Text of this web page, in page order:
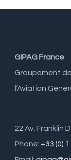
GIPAG France
Groupement
l’Aviation
22 Av. Franklin
Phone: +33 (0)